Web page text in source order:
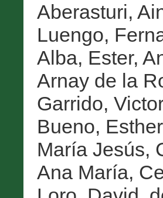
Aberasturi,
Luengo,
Alba, Ester,
Arnay de la
Garrido,
Bueno, Esther
María Jesús,
Ana María,